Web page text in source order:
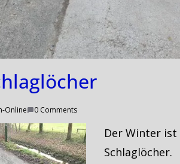
Online 0 Comments
Der Winter
Schlaglöcher.